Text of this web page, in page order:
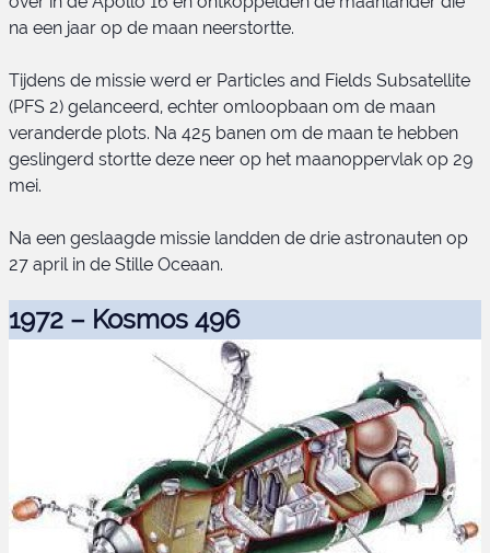
Apollo 16 - Young op de maan
na een jaar op de maan neerstortte.
Tijdens de missie werd er Particles and Fields Subsatellite
(PFS 2) gelanceerd, echter omloopbaan om de maan
veranderde plots. Na 425 banen om de maan te hebben
geslingerd stortte deze neer op het maanoppervlak op 29
mei.
Na een geslaagde missie landden de drie astronauten op
27 april in de Stille Oceaan.
1972 – Kosmos 496